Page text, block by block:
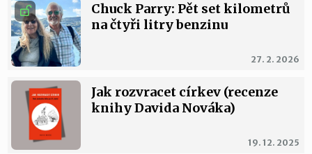
27. 2. 2026
Chuck Parry: Pět set kilometrů
na čtyři litry benzinu
19. 12. 2025
Jak rozvracet církev (recenze
knihy Davida Nováka)